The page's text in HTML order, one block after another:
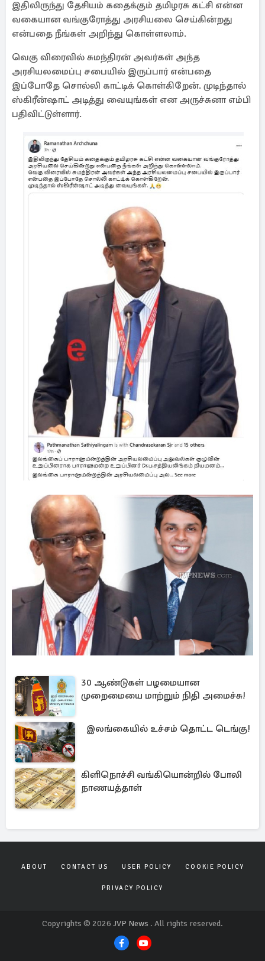
இதிலிருந்து தேசியம் கதைக்கும் தமிழரசு கட்சி என்ன
வகையான வங்குரோத்து அரசியலை செய்கின்றது
என்பதை நீங்கள் அறிந்து கொள்ளலாம்.
வெகு விரைவில் சுமந்திரன் அவர்கள் அந்த
அரசியலமைப்பு சபையில் இருப்பார் என்பதை
இப்போதே சொல்லி காட்டிக் கொள்கிறேன். முடிந்தால்
ஸ்கிரீன்ஷாட் அடித்து வையுங்கள் என அருச்சுனா எம்பி
பதிவிட்டுள்ளார்.
30 ஆண்டுகள் பழமையான
முறைமையை மாற்றும் நிதி அமைச்சு!
இலங்கையில் உச்சம் தொட்ட டெங்கு!
கிளிநொச்சி வங்கியொன்றில் போலி
நாணயத்தாள்
ABOUT CONTACT US USER POLICY COOKIE POLICY
PRIVACY POLICY
Copyrights © 2026 JVP News . All rights reserved.